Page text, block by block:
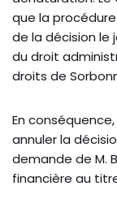
que la procédure
de la décision le
du droit
droits de
En
annuler la
demande de M.
financière au